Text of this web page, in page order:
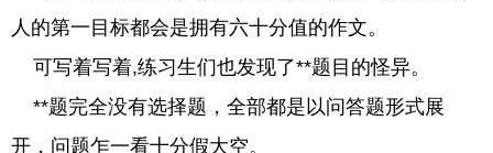
人的第一目标都会是拥有六十分值的作文。
可写着写着,练习生们也发现了**题目的怪异。
**题完全没有选择题，全部都是以问答题形式展
开，问题乍一看十分假大空。